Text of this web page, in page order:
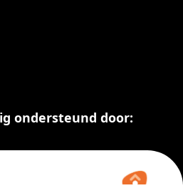
ondersteund door: